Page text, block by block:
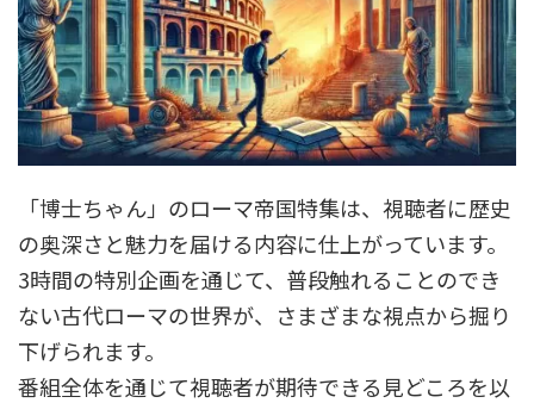
「博士ちゃん」のローマ帝国特集は、視聴者に歴史
の奥深さと魅力を届ける内容に仕上がっています。
3時間の特別企画を通じて、普段触れることのでき
ない古代ローマの世界が、さまざまな視点から掘り
下げられます。
番組全体を通じて視聴者が期待できる見どころを以